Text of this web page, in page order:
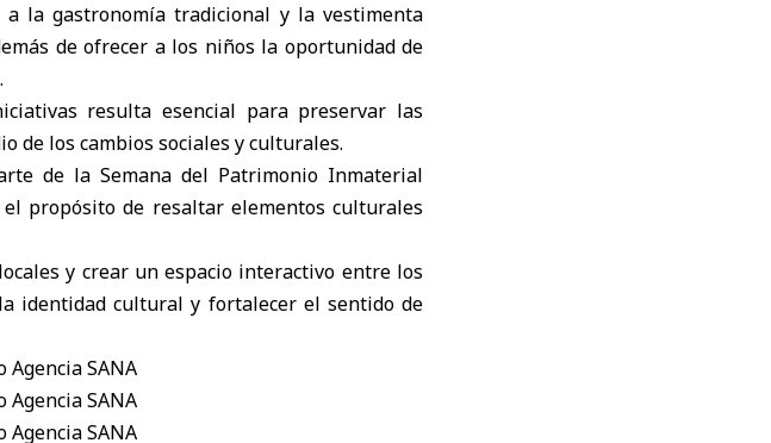
a la gastronomía tradicional y la vestimenta
de ofrecer a los niños la oportunidad de
resulta esencial para preservar las
de los cambios sociales y culturales.
de la Semana del Patrimonio Inmaterial
propósito de resaltar elementos culturales
y crear un espacio interactivo entre los
identidad cultural y fortalecer el sentido de